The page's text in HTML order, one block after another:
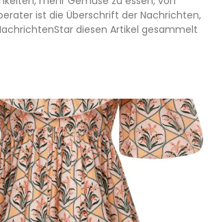
ist die Überschrift der Nachrichten,
diesen Artikel gesammelt